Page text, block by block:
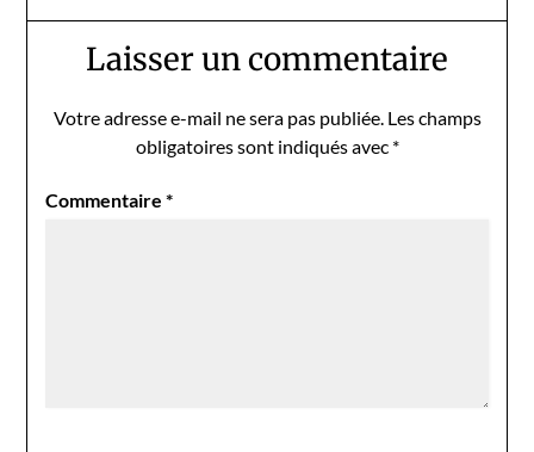
Laisser un commentaire
Votre adresse e-mail ne sera pas publiée. Les champs
obligatoires sont indiqués avec *
Commentaire*